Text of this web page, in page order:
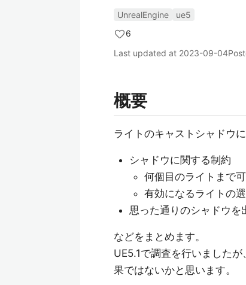
UnrealEngine
ue5
6
Last updated at 2023-09-04
概要
ライトのキャストシャドウ
シャドウに関する制約
何個目のライトまで
有効になるライトの
思った通りのシャドウを
などをまとめます。
UE5.1で調査を行いました
果ではないかと思います。